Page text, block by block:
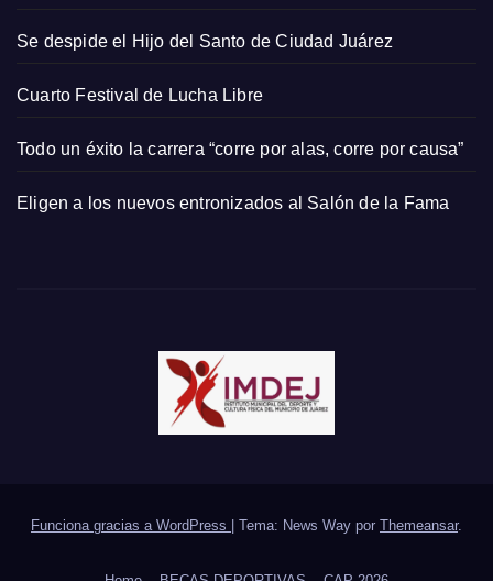
Se despide el Hijo del Santo de Ciudad Juárez
Cuarto Festival de Lucha Libre
Todo un éxito la carrera “corre por alas, corre por causa”
Eligen a los nuevos entronizados al Salón de la Fama
Funciona gracias a WordPress Tema: News Way por Themeansar.